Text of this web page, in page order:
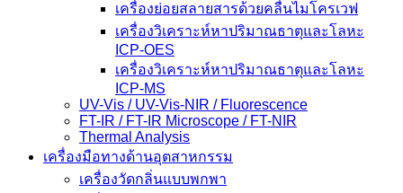
เครื่องย่อยสลายสารด้วยคลื่นไมโครเวฟ
เครื่องวิเคราะห์หาปริมาณธาตุและโลหะ
ICP-OES
เครื่องวิเคราะห์หาปริมาณธาตุและโลหะ
ICP-MS
UV-Vis / UV-Vis-NIR / Fluorescence
FT-IR / FT-IR Microscope / FT-NIR
Thermal Analysis
เครื่องมือทางด้านอุตสาหกรรม
เครื่องวัดกลิ่นแบบพกพา